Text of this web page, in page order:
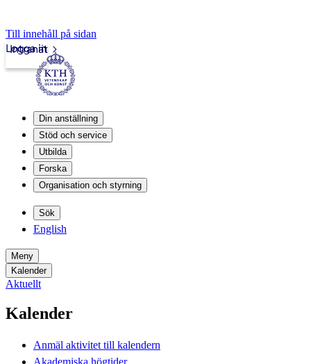
Till innehåll på sidan
Intranät
Logga in
Din anställning
Stöd och service
Utbilda
Forska
Organisation och styrning
Sök
English
Meny
Kalender
Aktuellt
Kalender
Anmäl aktivitet till kalendern
Akademiska högtider